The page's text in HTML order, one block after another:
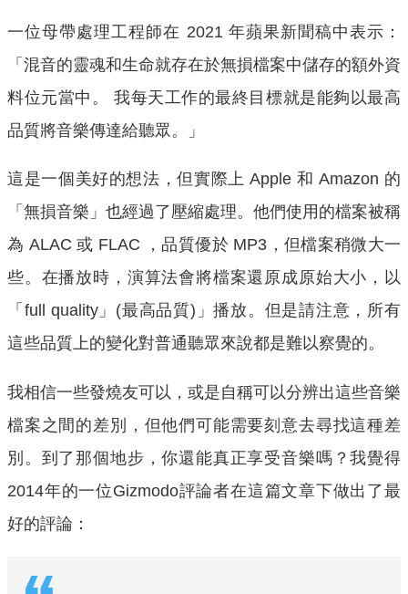
一位母帶處理工程師在 2021 年蘋果新聞稿中表示：
「混音的靈魂和生命就存在於無損檔案中儲存的額外資
料位元當中。 我每天工作的最終目標就是能夠以最高
品質將音樂傳達給聽眾。」
這是一個美好的想法，但實際上 Apple 和 Amazon 的
「無損音樂」也經過了壓縮處理。他們使用的檔案被稱
為 ALAC 或 FLAC ，品質優於 MP3，但檔案稍微大一
些。在播放時，演算法會將檔案還原成原始大小，以
「full quality」(最高品質)」播放。但是請注意，所有
這些品質上的變化對普通聽眾來說都是難以察覺的。
我相信一些發燒友可以，或是自稱可以分辨出這些音樂
檔案之間的差別，但他們可能需要刻意去尋找這種差
別。到了那個地步，你還能真正享受音樂嗎？我覺得
2014年的一位Gizmodo評論者在這篇文章下做出了最
好的評論：